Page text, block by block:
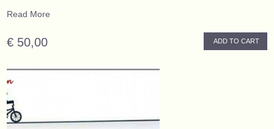
Read More
€ 50,00 ADD TO CART